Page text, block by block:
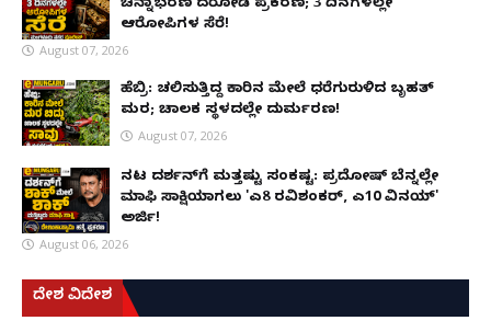
ಚಿನ್ನಾಭರಣ ದರೋಡೆ ಪ್ರಕರಣ; 3 ದಿನಗಳಲ್ಲೇ
ಆರೋಪಿಗಳ ಸೆರೆ!
August 07, 2026
ಹೆಬ್ರಿ: ಚಲಿಸುತ್ತಿದ್ದ ಕಾರಿನ ಮೇಲೆ ಧರೆಗುರುಳಿದ ಬೃಹತ್
ಮರ; ಚಾಲಕ ಸ್ಥಳದಲ್ಲೇ ದುರ್ಮರಣ!
August 07, 2026
ನಟ ದರ್ಶನ್‌ಗೆ ಮತ್ತಷ್ಟು ಸಂಕಷ್ಟ: ಪ್ರದೋಷ್ ಬೆನ್ನಲ್ಲೇ
ಮಾಫಿ ಸಾಕ್ಷಿಯಾಗಲು 'ಎ8 ರವಿಶಂಕರ್, ಎ10 ವಿನಯ್'
ಅರ್ಜಿ!
August 06, 2026
ದೇಶ ವಿದೇಶ